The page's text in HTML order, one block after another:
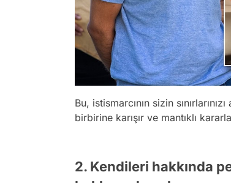
Bu, istismarcının sizin
birbirine karışır ve mantıklı
2. Kendileri hakkında